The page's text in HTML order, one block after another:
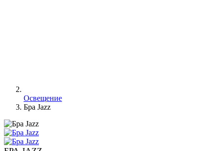
Освещение
Бра Jazz